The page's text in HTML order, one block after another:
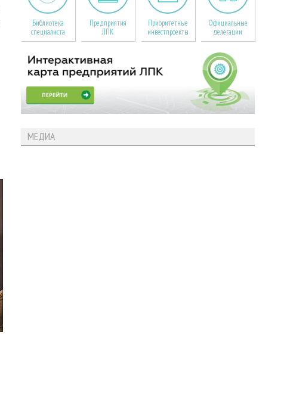
Библиотека
специалиста
Предприятия
ЛПК
Приоритетные
инвестпроекты
Официальные
делегации
МЕДИА